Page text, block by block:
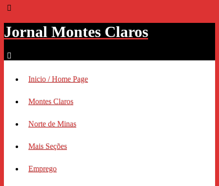
Jornal Montes Claros
Inicio / Home Page
Montes Claros
Norte de Minas
Mais Seções
Emprego